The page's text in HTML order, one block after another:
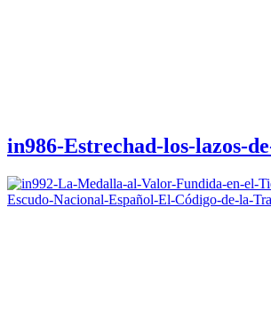
in986-Estrechad-los-lazos-